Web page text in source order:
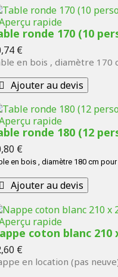
rapide
ronde 170 (10
€
en bois , diamètre 170
Ajouter au devis
rapide
ronde 180 (12
€
en bois , diamètre 180 cm
Ajouter au devis
rapide
coton blanc 210
€
en location (pas